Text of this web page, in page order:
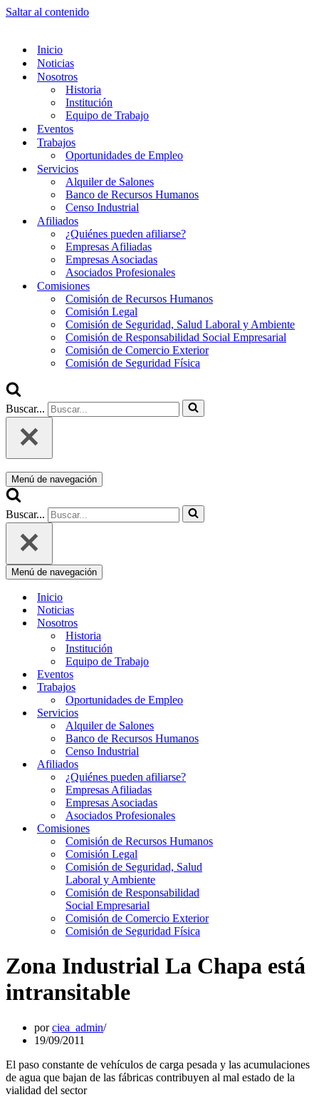
Saltar al contenido
Inicio
Noticias
Nosotros
Historia
Institución
Equipo de Trabajo
Eventos
Trabajos
Oportunidades de Empleo
Servicios
Alquiler de Salones
Banco de Recursos Humanos
Censo Industrial
Afiliados
¿Quiénes pueden afiliarse?
Empresas Afiliadas
Empresas Asociadas
Asociados Profesionales
Comisiones
Comisión de Recursos Humanos
Comisión Legal
Comisión de Seguridad, Salud Laboral y Ambiente
Comisión de Responsabilidad Social Empresarial
Comisión de Comercio Exterior
Comisión de Seguridad Física
Buscar...
Menú de navegación
Buscar...
Menú de navegación
Inicio
Noticias
Nosotros
Historia
Institución
Equipo de Trabajo
Eventos
Trabajos
Oportunidades de Empleo
Servicios
Alquiler de Salones
Banco de Recursos Humanos
Censo Industrial
Afiliados
¿Quiénes pueden afiliarse?
Empresas Afiliadas
Empresas Asociadas
Asociados Profesionales
Comisiones
Comisión de Recursos Humanos
Comisión Legal
Comisión de Seguridad, Salud
Laboral y Ambiente
Comisión de Responsabilidad
Social Empresarial
Comisión de Comercio Exterior
Comisión de Seguridad Física
Zona Industrial La Chapa está
intransitable
porciea_admin
19/09/2011
El paso constante de vehículos de carga pesada y las acumulaciones
de agua que bajan de las fábricas contribuyen al mal estado de la
vialidad del sector